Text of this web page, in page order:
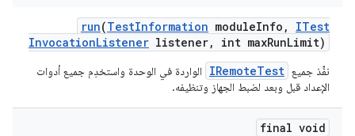
run(TestInformation moduleInfo ,
ITest
InvocationListener listener, int maxRunLimit)
نفِّذ جميع IRemoteTest
الواردة في الوحدة واستخدِم جميع أدوات
الإعداد قبل وبعد لضبط الجهاز وتنظيفه.
final void